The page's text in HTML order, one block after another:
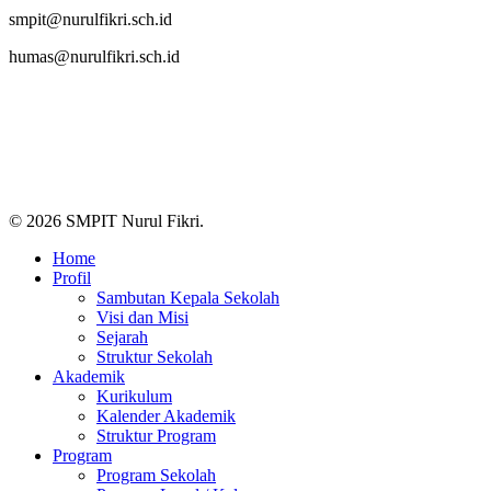
smpit@nurulfikri.sch.id
humas@nurulfikri.sch.id
© 2026 SMPIT Nurul Fikri.
Close
Menu
Home
Profil
Sambutan Kepala Sekolah
Visi dan Misi
Sejarah
Struktur Sekolah
Akademik
Kurikulum
Kalender Akademik
Struktur Program
Program
Program Sekolah